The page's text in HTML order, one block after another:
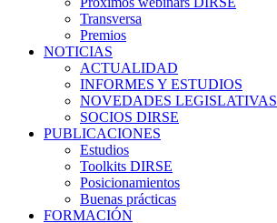
Transversa
Premios
NOTICIAS
ACTUALIDAD
INFORMES Y ESTUDIOS
NOVEDADES LEGISLATIVAS
SOCIOS DIRSE
PUBLICACIONES
Estudios
Toolkits DIRSE
Posicionamientos
Buenas prácticas
FORMACIÓN